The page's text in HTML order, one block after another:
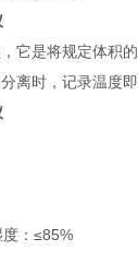
它是将规定体积
离时，记录温度即
：≤85%